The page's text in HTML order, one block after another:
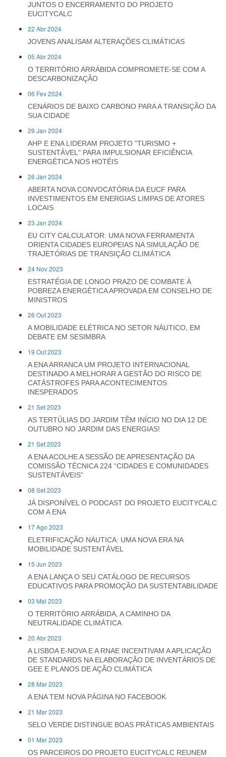
JUNTOS O ENCERRAMENTO DO PROJETO
EUCITYCALC
22 Abr 2024
JOVENS ANALISAM ALTERAÇÕES CLIMÁTICAS
05 Abr 2024
O TERRITÓRIO ARRÁBIDA COMPROMETE-SE COM A
DESCARBONIZAÇÃO
06 Fev 2024
CENÁRIOS DE BAIXO CARBONO PARA A TRANSIÇÃO DA
SUA CIDADE
29 Jan 2024
AHP E ENA LIDERAM PROJETO "TURISMO +
SUSTENTÁVEL" PARA IMPULSIONAR EFICIÊNCIA
ENERGÉTICA NOS HOTÉIS
26 Jan 2024
ABERTA NOVA CONVOCATÓRIA DA EUCF PARA
INVESTIMENTOS EM ENERGIAS LIMPAS DE ATORES
LOCAIS
23 Jan 2024
EU CITY CALCULATOR: UMA NOVA FERRAMENTA
ORIENTA CIDADES EUROPEIAS NA SIMULAÇÃO DE
TRAJETÓRIAS DE TRANSIÇÃO CLIMÁTICA
24 Nov 2023
ESTRATÉGIA DE LONGO PRAZO DE COMBATE À
POBREZA ENERGÉTICA APROVADA EM CONSELHO DE
MINISTROS
26 Out 2023
A MOBILIDADE ELÉTRICA NO SETOR NÁUTICO, EM
DEBATE EM SESIMBRA
19 Out 2023
A ENA ARRANCA UM PROJETO INTERNACIONAL
DESTINADO A MELHORAR A GESTÃO DO RISCO DE
CATÁSTROFES PARA ACONTECIMENTOS
INESPERADOS
21 Set 2023
AS TERTÚLIAS DO JARDIM TÊM INÍCIO NO DIA 12 DE
OUTUBRO NO JARDIM DAS ENERGIAS!
21 Set 2023
A ENA ACOLHE A SESSÃO DE APRESENTAÇÃO DA
COMISSÃO TÉCNICA 224 “CIDADES E COMUNIDADES
SUSTENTÁVEIS”
08 Set 2023
JÁ DISPONÍVEL O PODCAST DO PROJETO EUCITYCALC
COM A ENA
17 Ago 2023
ELETRIFICAÇÃO NÁUTICA: UMA NOVA ERA NA
MOBILIDADE SUSTENTÁVEL
15 Jun 2023
A ENA LANÇA O SEU CATÁLOGO DE RECURSOS
EDUCATIVOS PARA PROMOÇÃO DA SUSTENTABILIDADE
03 Mai 2023
O TERRITÓRIO ARRÁBIDA, A CAMINHO DA
NEUTRALIDADE CLIMÁTICA
20 Abr 2023
A LISBOA E-NOVA E A RNAE INCENTIVAM A APLICAÇÃO
DE STANDARDS NA ELABORAÇÃO DE INVENTÁRIOS DE
GEE E PLANOS DE AÇÃO CLIMÁTICA
28 Mar 2023
A ENA TEM NOVA PÁGINA NO FACEBOOK
21 Mar 2023
SELO VERDE DISTINGUE BOAS PRÁTICAS AMBIENTAIS
01 Mar 2023
OS PARCEIROS DO PROJETO EUCITYCALC REUNEM